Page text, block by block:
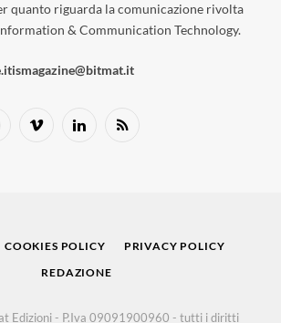
quanto riguarda la comunicazione rivolta
& Communication Technology.
Vimeo LinkedInRSS
COOKIES POLICY
PRIVACY POLICY
REDAZIONE
Edizioni - P.Iva 09091900960 - tutti i diritti